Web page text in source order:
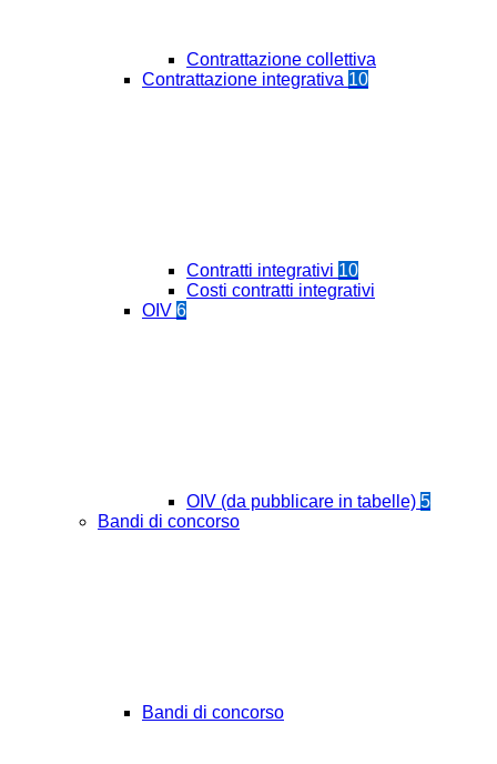
Contrattazione collettiva
Contrattazione integrativa 10
Contratti integrativi 10
Costi contratti integrativi
OIV 6
OIV (da pubblicare in tabelle) 5
Bandi di concorso
Bandi di concorso